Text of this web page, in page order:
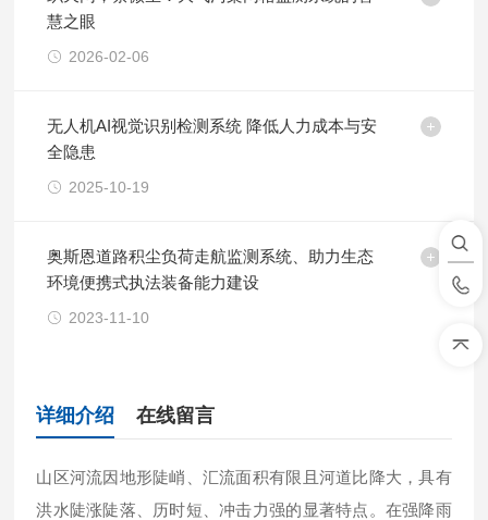
慧之眼
2026-02-06
无人机AI视觉识别检测系统 降低人力成本与安
全隐患
2025-10-19
奥斯恩道路积尘负荷走航监测系统、助力生态
环境便携式执法装备能力建设
2023-11-10
详细介绍 在线留言
山区河流因地形陡峭、汇流面积有限且河道比降大，具有
洪水陡涨陡落、历时短、冲击力强的显著特点。在强降雨